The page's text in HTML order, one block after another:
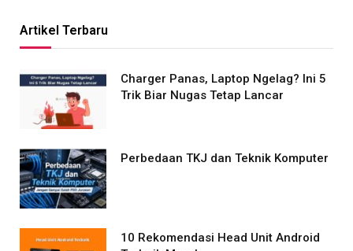
Artikel Terbaru
Charger Panas, Laptop Ngelag? Ini 5
Trik Biar Nugas Tetap Lancar
Perbedaan TKJ dan Teknik Komputer
10 Rekomendasi Head Unit Android